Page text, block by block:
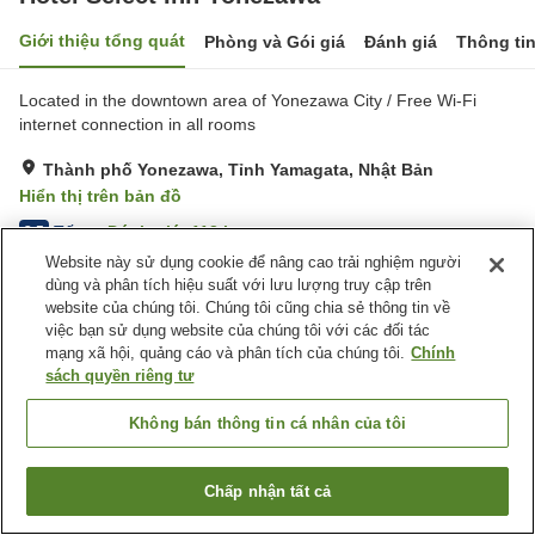
Giới thiệu tổng quát Phòng và Gói giá Đánh giá Thông
Located in the downtown area of Yonezawa City / Free Wi-Fi
internet connection in all rooms
Thành phố Yonezawa, Tỉnh Yamagata, Nhật Bản
Hiển thị trên bản đồ
3.5 Tốt Đánh giá:113lượt
Tiện nghi chỗ nghỉ
Bãi đỗ xe
Máy bán hàng tự động
Giặt ủi có phí
Giao Hàng Tận Nhà
Nhật Bản Tỉnh Yamagata
Thành phố Yonezawa
Hotel Select Inn Yonezawa
Tìm phòng trống
Website này sử dụng cookie để nâng cao trải nghiệm người
dùng và phân tích hiệu suất với lưu lượng truy cập trên
website của chúng tôi. Chúng tôi cũng chia sẻ thông tin về
việc bạn sử dụng website của chúng tôi với các đối tác
mạng xã hội, quảng cáo và phân tích của chúng tôi. Chính
sách quyền riêng tư
Không bán thông tin cá nhân của tôi
Chấp nhận tất cả